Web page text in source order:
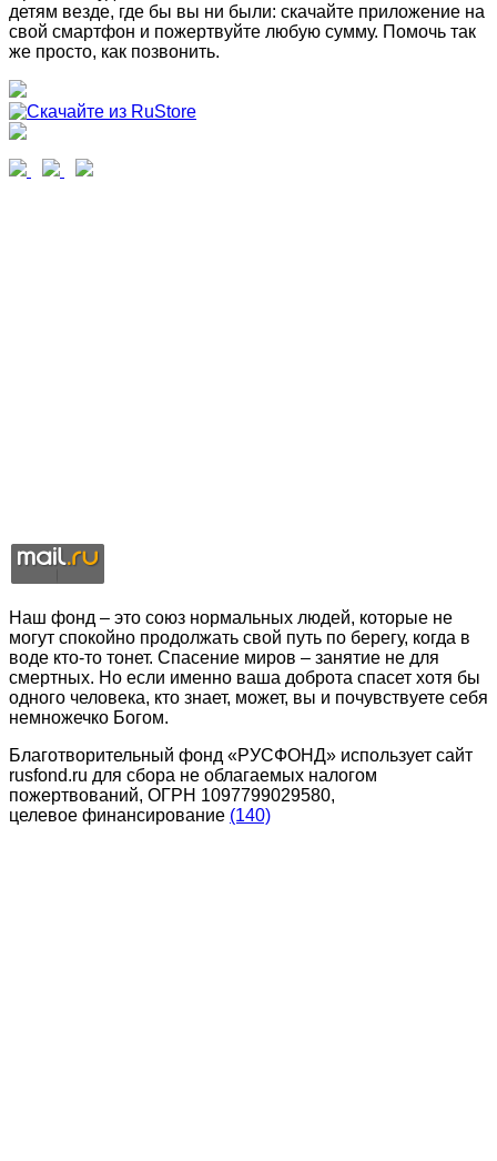
детям везде, где бы вы ни были: скачайте приложение на
свой смартфон и пожертвуйте любую сумму. Помочь так
же просто, как позвонить.
Наш фонд – это союз нормальных людей, которые не
могут спокойно продолжать свой путь по берегу, когда в
воде кто-то тонет. Спасение миров – занятие не для
смертных. Но если именно ваша доброта спасет хотя бы
одного человека, кто знает, может, вы и почувствуете себя
немножечко Богом.
Благотворительный фонд «РУСФОНД» использует сайт
rusfond.ru для сбора не облагаемых налогом
пожертвований, ОГРН 1097799029580,
целевое финансирование (140)